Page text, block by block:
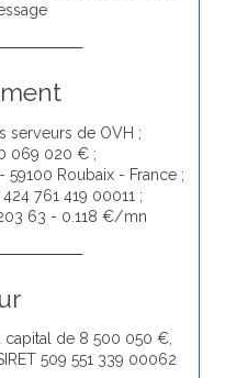
serveurs de OVH ;
069 020 € ;
Roubaix - France ;
761 419 00011 ;
63 - 0.118 €/mn
capital de 8 500 050 €,
509 551 339 00062